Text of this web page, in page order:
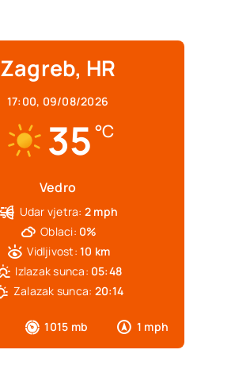
Zagreb, HR
17:00, 09/08/2026
35 °C
Vedro
1015 mb 1 mph
Udar vjetra: 2 mph
Oblaci: 0%
Vidljivost: 10 km
Izlazak sunca: 05:48
Zalazak sunca: 20:14